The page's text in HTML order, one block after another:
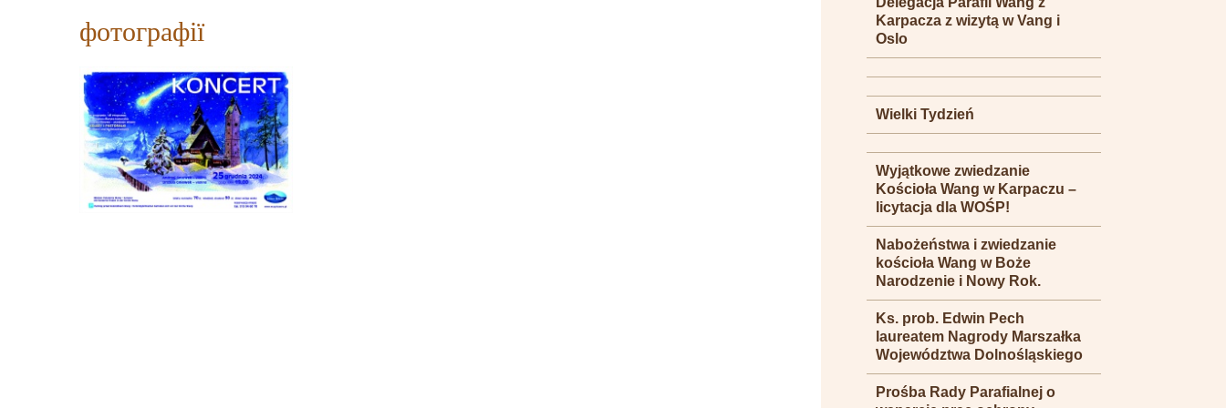
фотографії
Karpacza z wizytą w Vang i
Oslo
Wielki Tydzień
Wyjątkowe zwiedzanie
Kościoła Wang w Karpaczu –
licytacja dla WOŚP!
Nabożeństwa i zwiedzanie
kościoła Wang w Boże
Narodzenie i Nowy Rok.
Ks. prob. Edwin Pech
laureatem Nagrody Marszałka
Województwa Dolnośląskiego
Prośba Rady Parafialnej o